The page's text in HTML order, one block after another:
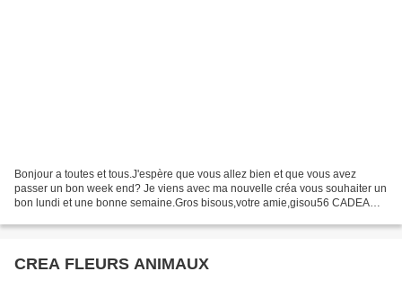
Bonjour a toutes et tous.J'espère que vous allez bien et que vous avez
passer un bon week end? Je viens avec ma nouvelle créa vous souhaiter un
bon lundi et une bonne semaine.Gros bisous,votre amie,gisou56 CADEAU
CREA FLEURS ANIMAUX